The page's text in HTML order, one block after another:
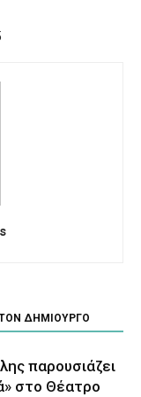
ΔΗΜΙΟΥΡΓΟ
παρουσιάζει
στο Θέατρο